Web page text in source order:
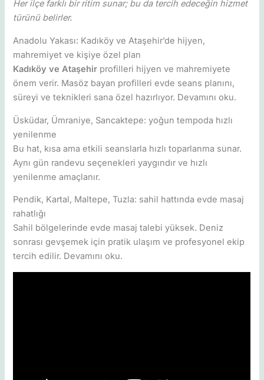
Her ilçe farklı bir ritim sunar; bu da tercih edeceğin hizmet
türünü belirler.
Anadolu Yakası: Kadıköy ve Ataşehir’de hijyen,
mahremiyet ve kişiye özel plan
Kadıköy ve Ataşehir profilleri hijyen ve mahremiyete
önem verir. Masöz bayan profilleri evde seans planını,
süreyi ve teknikleri sana özel hazırlıyor. Devamını oku.
Üsküdar, Ümraniye, Sancaktepe: yoğun tempoda hızlı
yenilenme
Bu hat, kısa ama etkili seanslarla hızlı toparlanma sunar.
Aynı gün randevu seçenekleri yaygındır ve hızlı
yenilenme amaçlanır.
Pendik, Kartal, Maltepe, Tuzla: sahil hattında evde masaj
rahatlığı
Sahil bölgelerinde evde masaj talebi yüksek. Deniz
sonrası gevşemek için pratik ulaşım ve profesyonel ekip
tercih edilir. Devamını oku.